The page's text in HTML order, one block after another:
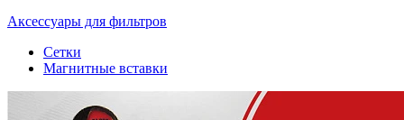
Аксессуары для фильтров
Сетки
Магнитные вставки